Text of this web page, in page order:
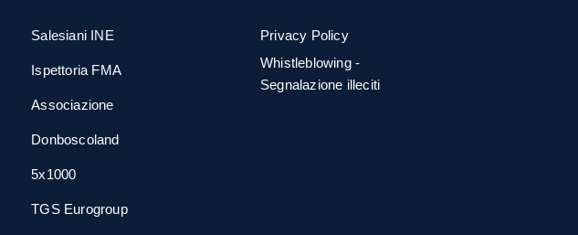
Salesiani INE
Ispettoria FMA
Associazione
Donboscoland
5x1000
TGS Eurogroup
Privacy Policy
Whistleblowing -
Segnalazione illeciti